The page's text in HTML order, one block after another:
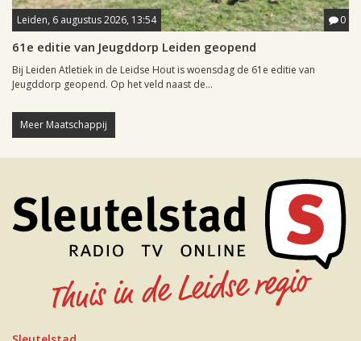
Leiden, 6 augustus 2026, 13:54 0
61e editie van Jeugddorp Leiden geopend
Bij Leiden Atletiek in de Leidse Hout is woensdag de 61e editie van
Jeugddorp geopend. Op het veld naast de...
Meer Maatschappij